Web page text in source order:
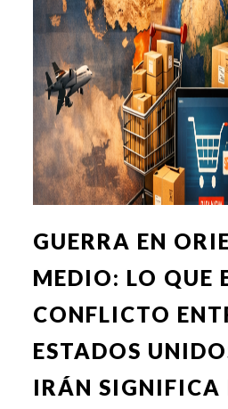
GUERRA EN
MEDIO: LO QUE
CONFLICTO
ESTADOS
IRÁN SIGNIFICA